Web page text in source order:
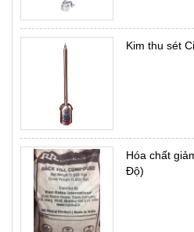
Kim thu sét
Hóa chất
Độ)